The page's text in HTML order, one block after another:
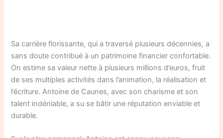
Sa carrière florissante, qui a traversé plusieurs décennies, a
sans doute contribué à un patrimoine financier confortable.
On estime sa valeur nette à plusieurs millions d’euros, fruit
de ses multiples activités dans l’animation, la réalisation et
l’écriture. Antoine de Caunes, avec son charisme et son
talent indéniable, a su se bâtir une réputation enviable et
durable.